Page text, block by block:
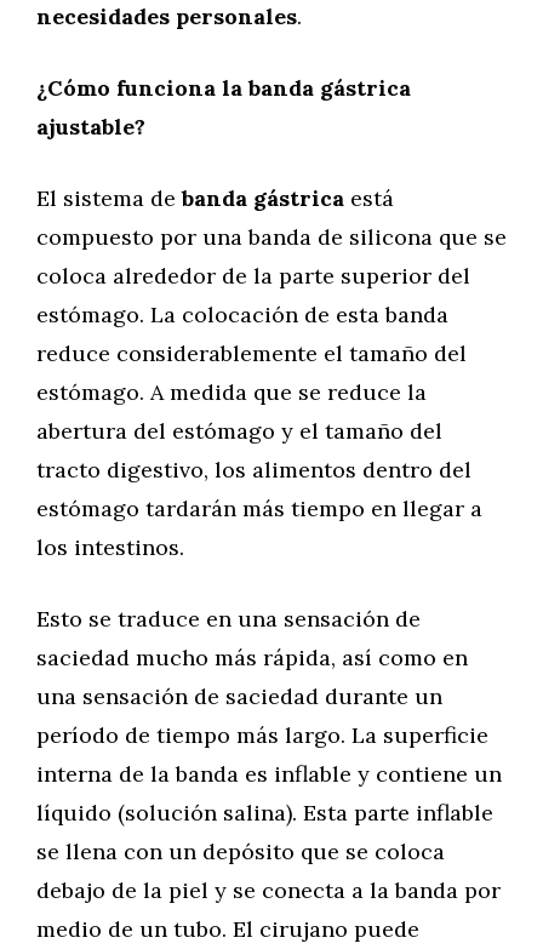
necesidades personales.
¿Cómo funciona la banda gástrica
ajustable?
El sistema debanda gástrica está
compuesto por una banda de silicona que se
coloca alrededor de la parte superior del
estómago. La colocación de esta banda
reduce considerablemente el tamaño del
estómago. A medida que se reduce la
abertura del estómago y el tamaño del
tracto digestivo, los alimentos dentro del
estómago tardarán más tiempo en llegar a
los intestinos.
Esto se traduce en una sensación de
saciedad mucho más rápida, así como en
una sensación de saciedad durante un
período de tiempo más largo. La superficie
interna de la banda es inflable y contiene un
líquido (solución salina). Esta parte inflable
se llena con un depósito que se coloca
debajo de la piel y se conecta a la banda por
medio de un tubo. El cirujano puede